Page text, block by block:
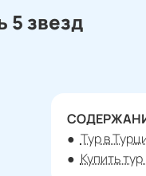
5 звезд
Тур в
Купить